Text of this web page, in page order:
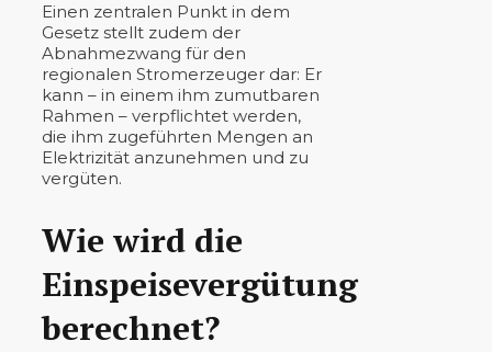
Einen zentralen Punkt in dem
Gesetz stellt zudem der
Abnahmezwang für den
regionalen Stromerzeuger dar: Er
kann – in einem ihm zumutbaren
Rahmen – verpflichtet werden,
die ihm zugeführten Mengen an
Elektrizität anzunehmen und zu
vergüten.
Wie wird die
Einspeisevergütung
berechnet?